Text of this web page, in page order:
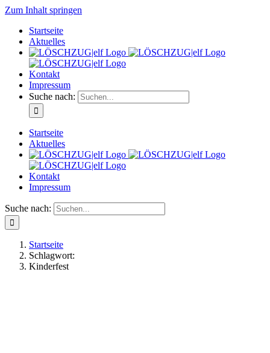
Zum Inhalt springen
Startseite
Aktuelles
Kontakt
Impressum
Suche nach:
Startseite
Aktuelles
Kontakt
Impressum
Suche nach:
Startseite
Schlagwort:
Kinderfest